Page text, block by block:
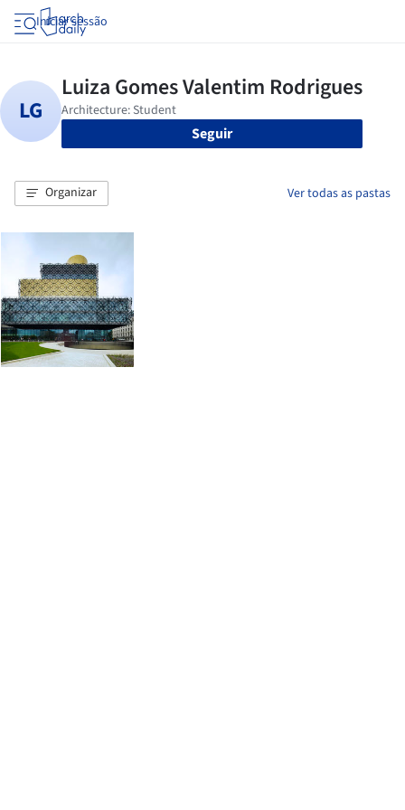
Iniciar sessão
Seguir
Organizar Ver todas as pastas